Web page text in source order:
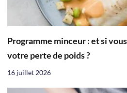
Programme minceur : et si
votre perte de poids ?
16 juillet 2026